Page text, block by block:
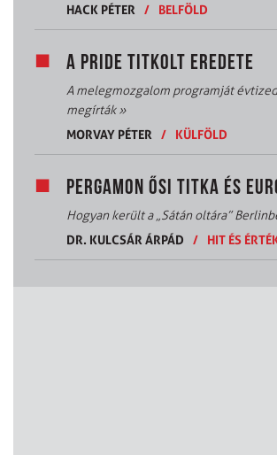
HACK PÉTER
/ BELFÖLD
A PRIDE TITKOLT EREDETE
A melegmozgalom programját
megírták»
MORVAY PÉTER
/ KÜLFÖLD
PERGAMON ŐSI TITKA ÉS
Hogyan került a „Sátán oltára”
DR. KULCSÁR ÁRPÁD
/ HIT ÉS